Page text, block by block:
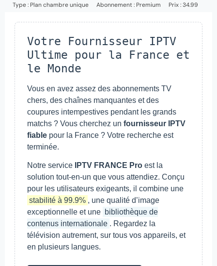
Type : Plan chambre unique Abonnement : Premium Prix : 34.99
Votre Fournisseur IPTV
Ultime pour la France et
le Monde
Vous en avez assez des abonnements TV
chers, des chaînes manquantes et des
coupures intempestives pendant les grands
matchs ? Vous cherchez un fournisseur IPTV
fiable pour la France ? Votre recherche est
terminée.
Notre service IPTV FRANCE Pro est la
solution tout-en-un que vous attendiez. Conçu
pour les utilisateurs exigeants, il combine une
stabilité à 99.9% , une qualité d’image
exceptionnelle et une bibliothèque de
contenus internationale . Regardez la
télévision autrement, sur tous vos appareils, et
en plusieurs langues.